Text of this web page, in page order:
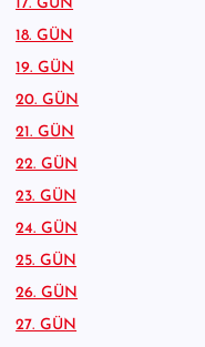
17. GÜN
18. GÜN
19. GÜN
20. GÜN
21. GÜN
22. GÜN
23. GÜN
24. GÜN
25. GÜN
26. GÜN
27. GÜN